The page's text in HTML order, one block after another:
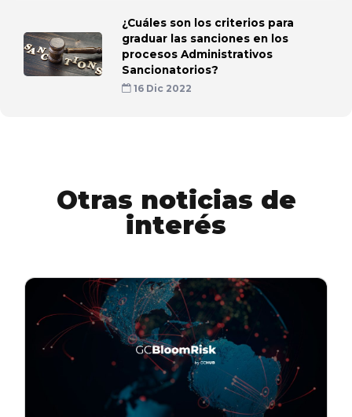
¿Cuáles son los criterios para
graduar las sanciones en los
procesos Administrativos
Sancionatorios?
16 Dic 2022
Otras noticias de
interés